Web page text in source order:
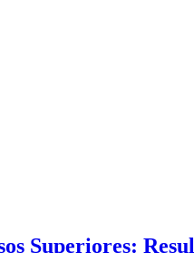
Superiores: